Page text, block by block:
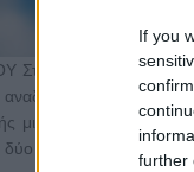
If you
further
Στους 4Τροχούς
και εν
μικρών αυτοκινήτων,
δύο …